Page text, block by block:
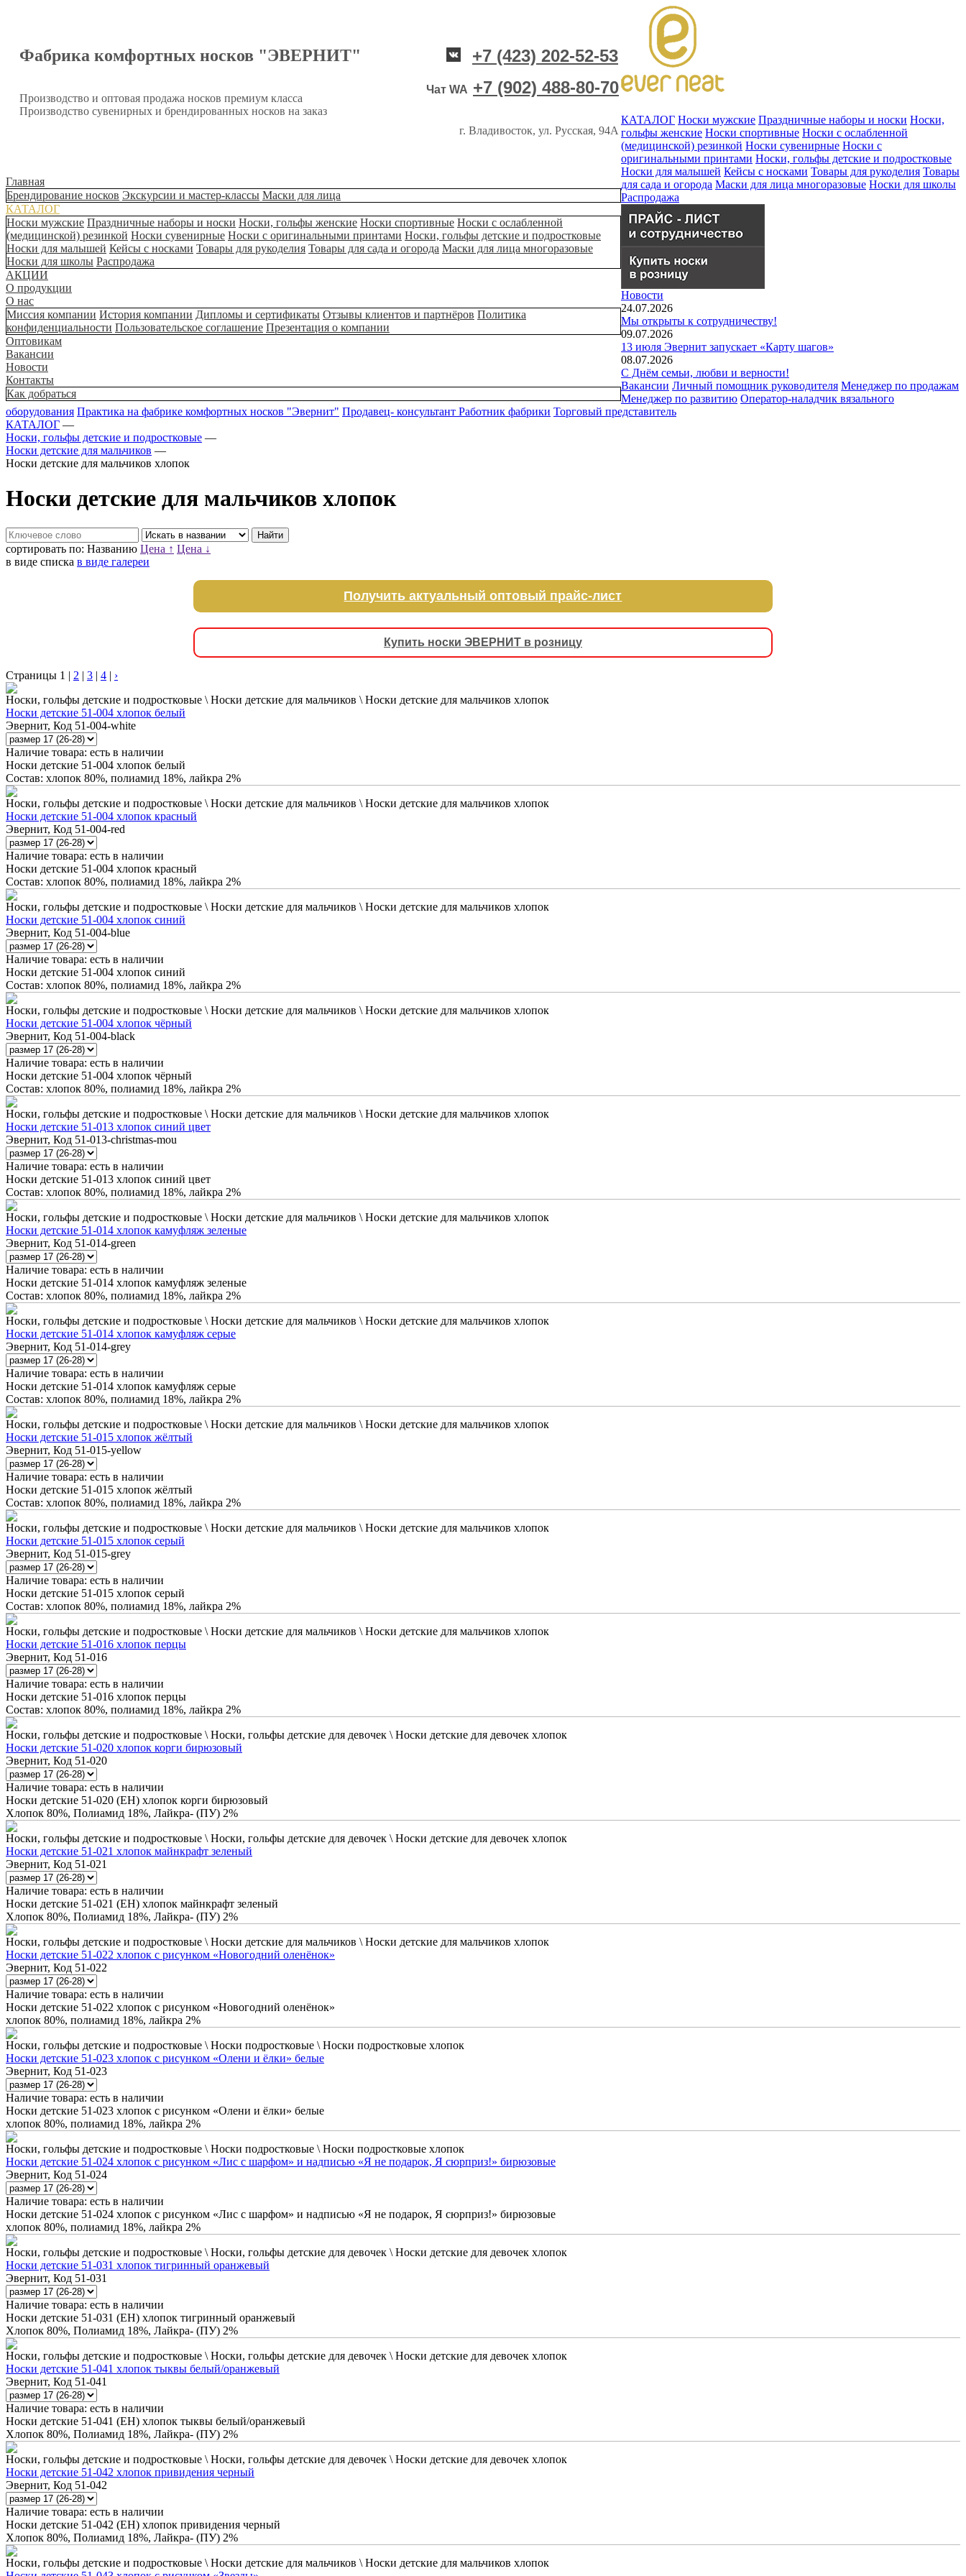
Фабрика комфортных носков "ЭВЕРНИТ"
Производство и оптовая продажа носков премиум класса
Производство сувенирных и брендированных носков на заказ
+7 (423) 202-52-53
Чат WA +7 (902) 488-80-70
г. Владивосток, ул. Русская, 94А
Главная
Брендирование носков Экскурсии и мастер-классы Маски для лица
КАТАЛОГ
Носки мужские Праздничные наборы и носки Носки, гольфы женские Носки спортивные Носки с ослабленной
(медицинской) резинкой Носки сувенирные Носки с оригинальными принтами Носки, гольфы детские и подростковые
Носки для малышей Кейсы с носками Товары для рукоделия Товары для сада и огорода Маски для лица многоразовые
Носки для школы Распродажа
АКЦИИ
О продукции
О нас
Миссия компании История компании Дипломы и сертификаты Отзывы клиентов и партнёров Политика
конфиденциальности Пользовательское соглашение Презентация о компании
Оптовикам
Вакансии
Новости
Контакты
Как добраться
КАТАЛОГ Носки мужские Праздничные наборы и носки Носки,
гольфы женские Носки спортивные Носки с ослабленной
(медицинской) резинкой Носки сувенирные Носки с
оригинальными принтами Носки, гольфы детские и подростковые
Носки для малышей Кейсы с носками Товары для рукоделия Товары
для сада и огорода Маски для лица многоразовые Носки для школы
Распродажа
Новости
24.07.2026
Мы открыты к сотрудничеству!
09.07.2026
13 июля Эвернит запускает «Карту шагов»
08.07.2026
С Днём семьи, любви и верности!
Вакансии Личный помощник руководителя Менеджер по продажам
Менеджер по развитию Оператор-наладчик вязального
оборудования Практика на фабрике комфортных носков "Эвернит" Продавец- консультант Работник фабрики Торговый представитель
КАТАЛОГ —
Носки, гольфы детские и подростковые —
Носки детские для мальчиков —
Носки детские для мальчиков хлопок
Носки детские для мальчиков хлопок
сортировать по: Названию Цена ↑ Цена ↓
в виде списка в виде галереи
Получить актуальный оптовый прайс-лист
Купить носки ЭВЕРНИТ в розницу
Страницы 1 | 2 | 3 | 4 | ›
Носки, гольфы детские и подростковые \ Носки детские для мальчиков \ Носки детские для мальчиков хлопок
Носки детские 51-004 хлопок белый
Эвернит, Код 51-004-white
Наличие товара: есть в наличии
Носки детские 51-004 хлопок белый
Состав: хлопок 80%, полиамид 18%, лайкра 2%
Носки, гольфы детские и подростковые \ Носки детские для мальчиков \ Носки детские для мальчиков хлопок
Носки детские 51-004 хлопок красный
Эвернит, Код 51-004-red
Наличие товара: есть в наличии
Носки детские 51-004 хлопок красный
Состав: хлопок 80%, полиамид 18%, лайкра 2%
Носки, гольфы детские и подростковые \ Носки детские для мальчиков \ Носки детские для мальчиков хлопок
Носки детские 51-004 хлопок синий
Эвернит, Код 51-004-blue
Наличие товара: есть в наличии
Носки детские 51-004 хлопок синий
Состав: хлопок 80%, полиамид 18%, лайкра 2%
Носки, гольфы детские и подростковые \ Носки детские для мальчиков \ Носки детские для мальчиков хлопок
Носки детские 51-004 хлопок чёрный
Эвернит, Код 51-004-black
Наличие товара: есть в наличии
Носки детские 51-004 хлопок чёрный
Состав: хлопок 80%, полиамид 18%, лайкра 2%
Носки, гольфы детские и подростковые \ Носки детские для мальчиков \ Носки детские для мальчиков хлопок
Носки детские 51-013 хлопок синий цвет
Эвернит, Код 51-013-christmas-mou
Наличие товара: есть в наличии
Носки детские 51-013 хлопок синий цвет
Состав: хлопок 80%, полиамид 18%, лайкра 2%
Носки, гольфы детские и подростковые \ Носки детские для мальчиков \ Носки детские для мальчиков хлопок
Носки детские 51-014 хлопок камуфляж зеленые
Эвернит, Код 51-014-green
Наличие товара: есть в наличии
Носки детские 51-014 хлопок камуфляж зеленые
Состав: хлопок 80%, полиамид 18%, лайкра 2%
Носки, гольфы детские и подростковые \ Носки детские для мальчиков \ Носки детские для мальчиков хлопок
Носки детские 51-014 хлопок камуфляж серые
Эвернит, Код 51-014-grey
Наличие товара: есть в наличии
Носки детские 51-014 хлопок камуфляж серые
Состав: хлопок 80%, полиамид 18%, лайкра 2%
Носки, гольфы детские и подростковые \ Носки детские для мальчиков \ Носки детские для мальчиков хлопок
Носки детские 51-015 хлопок жёлтый
Эвернит, Код 51-015-yellow
Наличие товара: есть в наличии
Носки детские 51-015 хлопок жёлтый
Состав: хлопок 80%, полиамид 18%, лайкра 2%
Носки, гольфы детские и подростковые \ Носки детские для мальчиков \ Носки детские для мальчиков хлопок
Носки детские 51-015 хлопок серый
Эвернит, Код 51-015-grey
Наличие товара: есть в наличии
Носки детские 51-015 хлопок серый
Состав: хлопок 80%, полиамид 18%, лайкра 2%
Носки, гольфы детские и подростковые \ Носки детские для мальчиков \ Носки детские для мальчиков хлопок
Носки детские 51-016 хлопок перцы
Эвернит, Код 51-016
Наличие товара: есть в наличии
Носки детские 51-016 хлопок перцы
Состав: хлопок 80%, полиамид 18%, лайкра 2%
Носки, гольфы детские и подростковые \ Носки, гольфы детские для девочек \ Носки детские для девочек хлопок
Носки детские 51-020 хлопок корги бирюзовый
Эвернит, Код 51-020
Наличие товара: есть в наличии
Носки детские 51-020 (ЕН) хлопок корги бирюзовый
Хлопок 80%, Полиамид 18%, Лайкра- (ПУ) 2%
Носки, гольфы детские и подростковые \ Носки, гольфы детские для девочек \ Носки детские для девочек хлопок
Носки детские 51-021 хлопок майнкрафт зеленый
Эвернит, Код 51-021
Наличие товара: есть в наличии
Носки детские 51-021 (ЕН) хлопок майнкрафт зеленый
Хлопок 80%, Полиамид 18%, Лайкра- (ПУ) 2%
Носки, гольфы детские и подростковые \ Носки детские для мальчиков \ Носки детские для мальчиков хлопок
Носки детские 51-022 хлопок с рисунком «Новогодний оленёнок»
Эвернит, Код 51-022
Наличие товара: есть в наличии
Носки детские 51-022 хлопок с рисунком «Новогодний оленёнок»
хлопок 80%, полиамид 18%, лайкра 2%
Носки, гольфы детские и подростковые \ Носки подростковые \ Носки подростковые хлопок
Носки детские 51-023 хлопок с рисунком «Олени и ёлки» белые
Эвернит, Код 51-023
Наличие товара: есть в наличии
Носки детские 51-023 хлопок с рисунком «Олени и ёлки» белые
хлопок 80%, полиамид 18%, лайкра 2%
Носки, гольфы детские и подростковые \ Носки подростковые \ Носки подростковые хлопок
Носки детские 51-024 хлопок с рисунком «Лис с шарфом» и надписью «Я не подарок, Я сюрприз!» бирюзовые
Эвернит, Код 51-024
Наличие товара: есть в наличии
Носки детские 51-024 хлопок с рисунком «Лис с шарфом» и надписью «Я не подарок, Я сюрприз!» бирюзовые
хлопок 80%, полиамид 18%, лайкра 2%
Носки, гольфы детские и подростковые \ Носки, гольфы детские для девочек \ Носки детские для девочек хлопок
Носки детские 51-031 хлопок тигринный оранжевый
Эвернит, Код 51-031
Наличие товара: есть в наличии
Носки детские 51-031 (ЕН) хлопок тигринный оранжевый
Хлопок 80%, Полиамид 18%, Лайкра- (ПУ) 2%
Носки, гольфы детские и подростковые \ Носки, гольфы детские для девочек \ Носки детские для девочек хлопок
Носки детские 51-041 хлопок тыквы белый/оранжевый
Эвернит, Код 51-041
Наличие товара: есть в наличии
Носки детские 51-041 (ЕН) хлопок тыквы белый/оранжевый
Хлопок 80%, Полиамид 18%, Лайкра- (ПУ) 2%
Носки, гольфы детские и подростковые \ Носки, гольфы детские для девочек \ Носки детские для девочек хлопок
Носки детские 51-042 хлопок привидения черный
Эвернит, Код 51-042
Наличие товара: есть в наличии
Носки детские 51-042 (ЕН) хлопок привидения черный
Хлопок 80%, Полиамид 18%, Лайкра- (ПУ) 2%
Носки, гольфы детские и подростковые \ Носки детские для мальчиков \ Носки детские для мальчиков хлопок